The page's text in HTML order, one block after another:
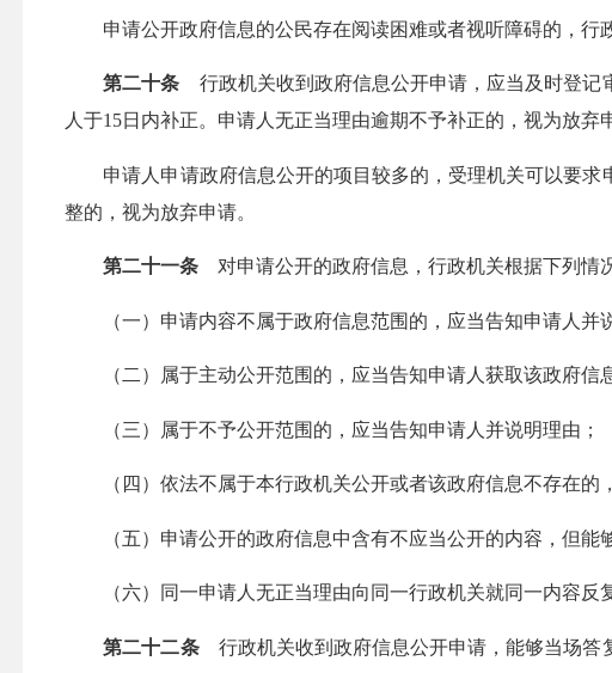
申请公开政府信息的公民存在阅读困难或者视听障碍的，行
第二十条 行政机关收到政府信息公开申请，应当及时登记
人于15日内补正。申请人无正当理由逾期不予补正的，视为放弃
申请人申请政府信息公开的项目较多的，受理机关可以要求
整的，视为放弃申请。
第二十一条 对申请公开的政府信息，行政机关根据下列情
（一）申请内容不属于政府信息范围的，应当告知申请人并
（二）属于主动公开范围的，应当告知申请人获取该政府信
（三）属于不予公开范围的，应当告知申请人并说明理由；
（四）依法不属于本行政机关公开或者该政府信息不存在的
（五）申请公开的政府信息中含有不应当公开的内容，但能
（六）同一申请人无正当理由向同一行政机关就同一内容反
第二十二条行政机关收到政府信息公开申请，能够当场答